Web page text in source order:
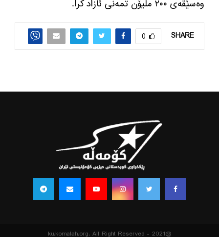
وه‌سێقه‌ی ٢٠٠ ملیۆن تمەنی ئازاد کرا.
SHARE
0
@2021 - ku.komalah.org. All Right Reserved